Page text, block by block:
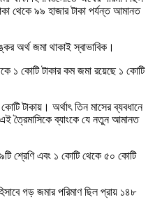
থেকে ৯৯ হাজার টাকা পর্যন্ত আমানত
অর্থ জমা থাকাই স্বাভাবিক।
১ কোটি টাকার কম জমা রয়েছে ১ কোটি
টাকায়। অর্থাৎ তিন মাসের ব্যবধানে
ত্রৈমাসিকে ব্যাংকে যে নতুন আমানত
শ্রেণি এবং ১ কোটি থেকে ৫০ কোটি
গড় জমার পরিমাণ ছিল প্রায় ১৪৮